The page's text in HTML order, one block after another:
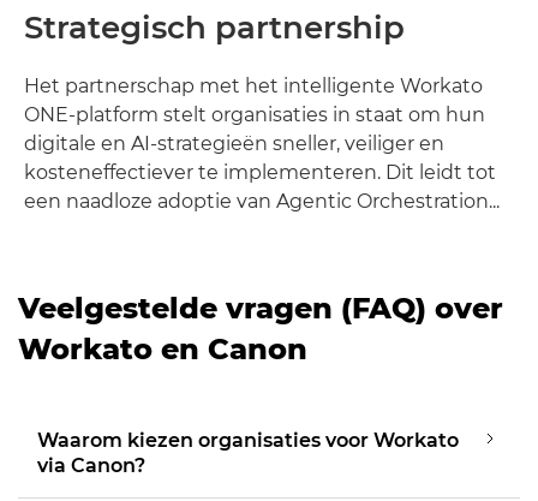
Strategisch partnership
Het partnerschap met het intelligente Workato
ONE-platform stelt organisaties in staat om hun
digitale en AI-strategieën sneller, veiliger en
kosteneffectiever te implementeren. Dit leidt tot
een naadloze adoptie van Agentic Orchestration...
Veelgestelde vragen (FAQ) over
Workato en Canon
Waarom kiezen organisaties voor Workato
via Canon?